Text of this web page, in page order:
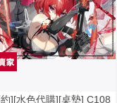
][水色代購][桌墊] C108